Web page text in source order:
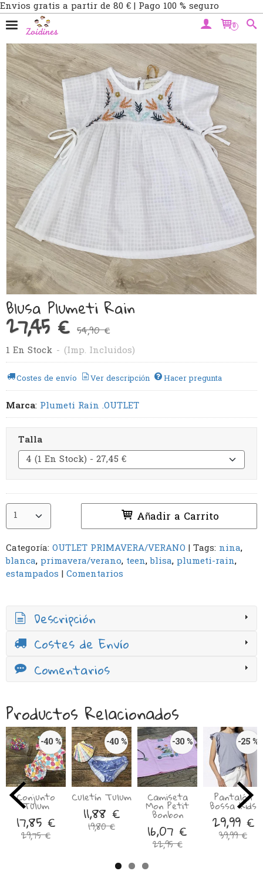
Envios gratis a partir de 80 € | Pago 100 % seguro
0
Blusa Plumeti Rain
27,45 € 54,90 €
1 En Stock - (Imp. Incluidos)
Costes de envío Ver descripción Hacer pregunta
Marca: Plumeti Rain .OUTLET
Talla
Añadir a Carrito
Categoría: OUTLET PRIMAVERA/VERANO | Tags: nina
blanca primavera/verano teen blisa plumeti-rain
estampados | Comentarios
Descripción
Costes de Envío
Comentarios
Productos Relacionados
-40 %
Conjunto
Tulum
17,85 €
29,75 €
-40 %
Culetín Tulum
11,88 €
19,80 €
-30 %
Camiseta
Mon Petit
Bonbon
16,07 €
22,95 €
-25 %
Pantalón
Bossa Kids
29,99 €
39,99 €